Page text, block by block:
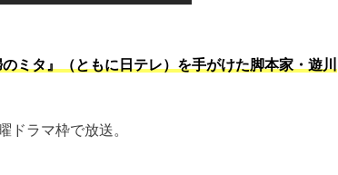
ミタ』（ともに日テレ）を手がけた脚本家・遊川
ドラマ枠で放送。